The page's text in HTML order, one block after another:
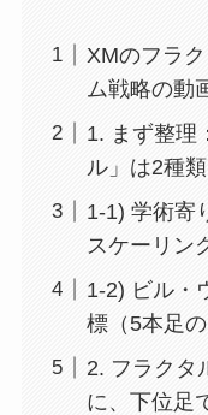
XMのフラ
ム戦略の動
1. まず整理
ル」は2種
1-1) 学術寄
スケーリン
1-2) ビル・
標（5本足の
2. フラクタ
に、下位足